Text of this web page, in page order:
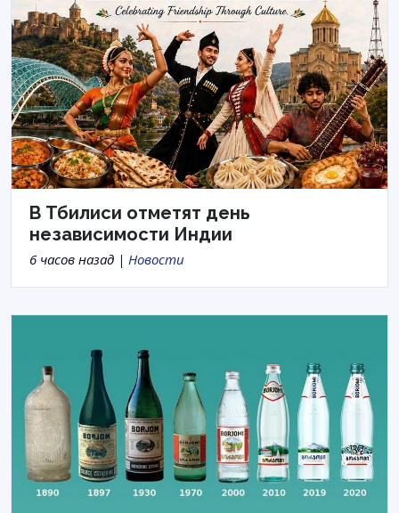
В Тбилиси отметят день
независимости Индии
6 часов назад | Новости